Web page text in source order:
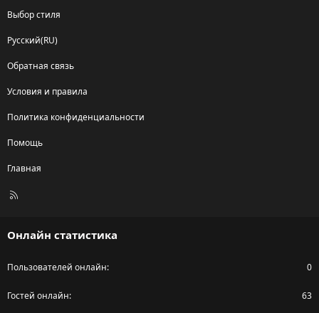
Выбор стиля
Русский(RU)
Обратная связь
Условия и правила
Политика конфиденциальности
Помощь
Главная
R
Онлайн статистика
Пользователей онлайн 0
Гостей онлайн 63